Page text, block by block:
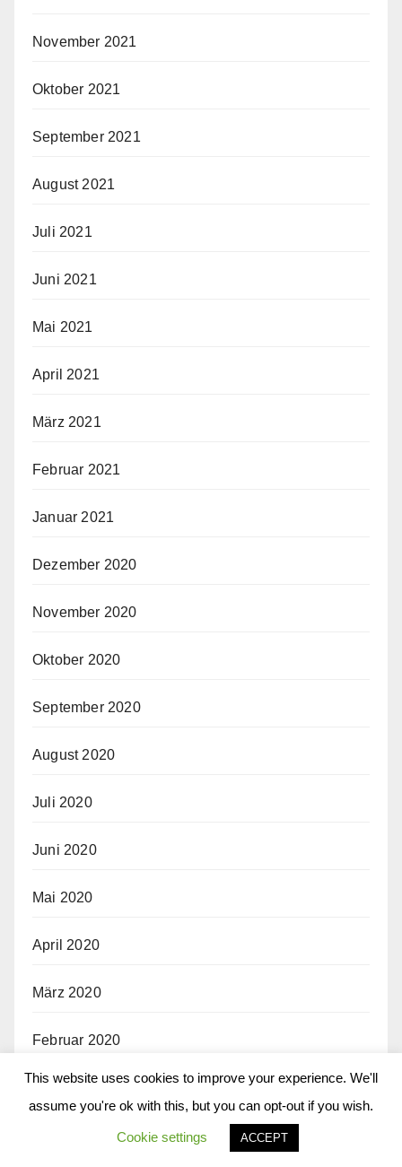
November 2021
Oktober 2021
September 2021
August 2021
Juli 2021
Juni 2021
Mai 2021
April 2021
März 2021
Februar 2021
Januar 2021
Dezember 2020
November 2020
Oktober 2020
September 2020
August 2020
Juli 2020
Juni 2020
Mai 2020
April 2020
März 2020
Februar 2020
Januar 2020
Dezember 2019
This website uses cookies to improve your experience. We'll
assume you're ok with this, but you can opt-out if you wish.
Cookie settings ACCEPT